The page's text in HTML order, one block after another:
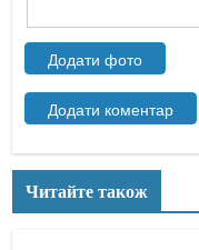
Читайте також